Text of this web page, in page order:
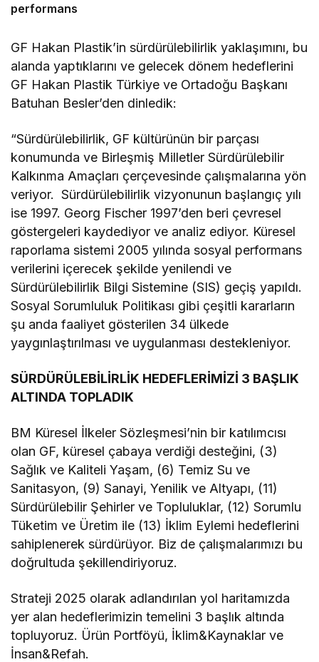
performans
GF Hakan Plastik’in sürdürülebilirlik yaklaşımını, bu
alanda yaptıklarını ve gelecek dönem hedeflerini
GF Hakan Plastik Türkiye ve Ortadoğu Başkanı
Batuhan Besler’den dinledik:
“Sürdürülebilirlik, GF kültürünün bir parçası
konumunda ve Birleşmiş Milletler Sürdürülebilir
Kalkınma Amaçları çerçevesinde çalışmalarına yön
veriyor. Sürdürülebilirlik vizyonunun başlangıç yılı
ise 1997. Georg Fischer 1997’den beri çevresel
göstergeleri kaydediyor ve analiz ediyor. Küresel
raporlama sistemi 2005 yılında sosyal performans
verilerini içerecek şekilde yenilendi ve
Sürdürülebilirlik Bilgi Sistemine (SIS) geçiş yapıldı.
Sosyal Sorumluluk Politikası gibi çeşitli kararların
şu anda faaliyet gösterilen 34 ülkede
yaygınlaştırılması ve uygulanması destekleniyor.
SÜRDÜRÜLEBİLİRLİK HEDEFLERİMİZİ 3 BAŞLIK
ALTINDA TOPLADIK
BM Küresel İlkeler Sözleşmesi’nin bir katılımcısı
olan GF, küresel çabaya verdiği desteğini, (3)
Sağlık ve Kaliteli Yaşam, (6) Temiz Su ve
Sanitasyon, (9) Sanayi, Yenilik ve Altyapı, (11)
Sürdürülebilir Şehirler ve Topluluklar, (12) Sorumlu
Tüketim ve Üretim ile (13) İklim Eylemi hedeflerini
sahiplenerek sürdürüyor. Biz de çalışmalarımızı bu
doğrultuda şekillendiriyoruz.
Strateji 2025 olarak adlandırılan yol haritamızda
yer alan hedeflerimizin temelini 3 başlık altında
topluyoruz. Ürün Portföyü, İklim&Kaynaklar ve
İnsan&Refah.